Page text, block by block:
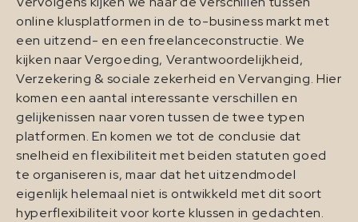
online klusplatformen in de to-business markt met
een uitzend- en een freelanceconstructie. We
kijken naar Vergoeding, Verantwoordelijkheid,
Verzekering & sociale zekerheid en Vervanging. Hier
komen een aantal interessante verschillen en
gelijkenissen naar voren tussen de twee typen
platformen. En komen we tot de conclusie dat
snelheid en flexibiliteit met beiden statuten goed
te organiseren is, maar dat het uitzendmodel
eigenlijk helemaal niet is ontwikkeld met dit soort
hyperflexibiliteit voor korte klussen in gedachten.